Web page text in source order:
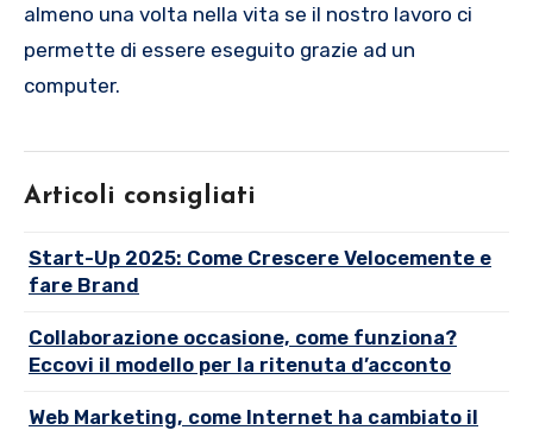
almeno una volta nella vita se il nostro lavoro ci
permette di essere eseguito grazie ad un
computer.
Articoli consigliati
Start-Up 2025: Come Crescere Velocemente e
fare Brand
Collaborazione occasione, come funziona?
Eccovi il modello per la ritenuta d’acconto
Web Marketing, come Internet ha cambiato il